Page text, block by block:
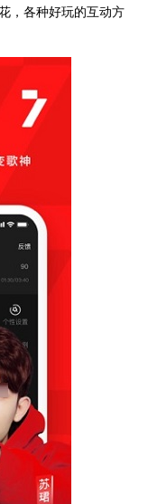
，各种好玩的互动方